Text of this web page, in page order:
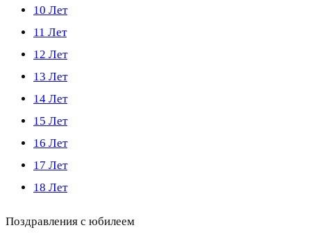
10 Лет
11 Лет
12 Лет
13 Лет
14 Лет
15 Лет
16 Лет
17 Лет
18 Лет
Поздравления с юбилеем